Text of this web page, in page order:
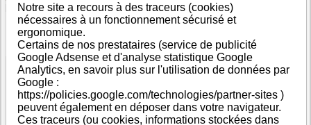
Royaume-Uni >Toutes villes >CARDIFF
MWR LIFE LIMITED, CARDIFF
FICHE ENTREPRISE
Dénomination MWR LIFE LIMITED
Adresse
C/O 10573892 - Companies House Default Address PO
Box 4385
Ville
CARDIFF- CF14 8LH
Pays
Royaume-Uni
Notre site a recours à des traceurs (cookies)
nécessaires à un fonctionnement sécurisé et
ergonomique.
Certains de nos prestataires (service de publicité
Google Adsense et d'analyse statistique Google
Analytics, en savoir plus sur l'utilisation de données par
Google :
https://policies.google.com/technologies/partner-sites )
peuvent également en déposer dans votre navigateur.
Ces traceurs (ou cookies, informations stockées dans